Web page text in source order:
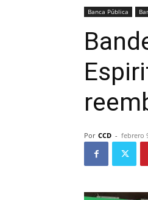
Banca Pública
Por CCD - febrero